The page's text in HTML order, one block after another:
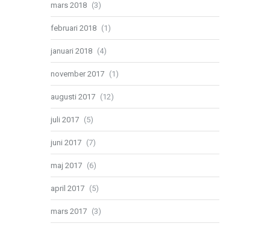
mars 2018 (3)
februari 2018 (1)
januari 2018 (4)
november 2017 (1)
augusti 2017 (12)
juli 2017 (5)
juni 2017 (7)
maj 2017 (6)
april 2017 (5)
mars 2017 (3)